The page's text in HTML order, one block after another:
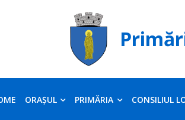
ORAȘUL PRIMĂRIA CONSILIUL